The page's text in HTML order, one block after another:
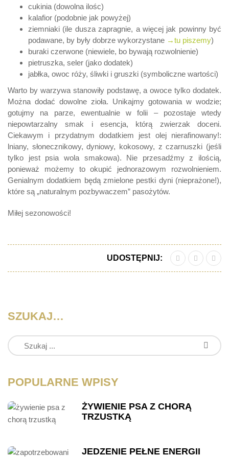
cukinia (dowolna ilośc)
kalafior (podobnie jak powyżej)
ziemniaki (ile dusza zapragnie, a więcej jak powinny być
podawane, by były dobrze wykorzystane →tu piszemy)
buraki czerwone (niewiele, bo bywają rozwolnienie)
pietruszka, seler (jako dodatek)
jabłka, owoc róży, śliwki i gruszki (symboliczne wartości)
Warto by warzywa stanowiły podstawę, a owoce tylko dodatek.
Można dodać dowolne zioła. Unikajmy gotowania w wodzie;
gotujmy na parze, ewentualnie w folii – pozostaje wtedy
niepowtarzalny smak i esencja, którą zwierzak doceni.
Ciekawym i przydatnym dodatkiem jest olej nierafinowany!:
lniany, słonecznikowy, dyniowy, kokosowy, z czarnuszki (jeśli
tylko jest psia wola smakowa). Nie przesadźmy z ilością,
ponieważ możemy to okupić jednorazowym rozwolnieniem.
Genialnym dodatkiem będą zmielone pestki dyni (nieprażone!),
które są „naturalnym pozbywaczem” pasożytów.
Miłej sezonowości!
UDOSTĘPNIJ:
SZUKAJ…
POPULARNE WPISY
ŻYWIENIE PSA Z CHORĄ
TRZUSTKĄ
JEDZENIE PEŁNE ENERGII